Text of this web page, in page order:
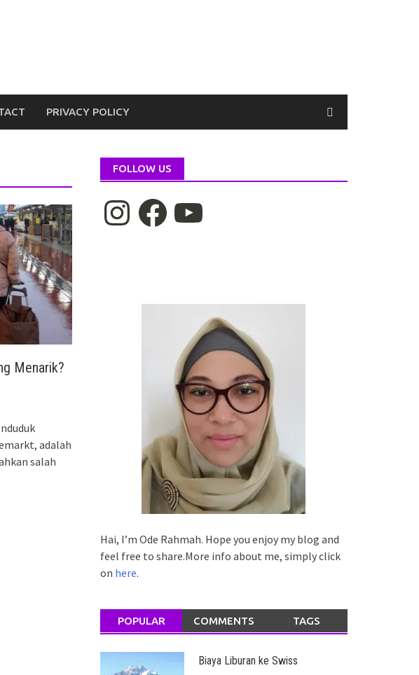
PRIVACY POLICY
Menarik?
adalah
salah
FOLLOW US
InstagramFacebookYouTube
Hai, I’m Ode Rahmah. Hope you enjoy my blog and
feel free to share.More info about me, simply click
on here.
POPULAR COMMENTS TAGS
Biaya Liburan ke Swiss